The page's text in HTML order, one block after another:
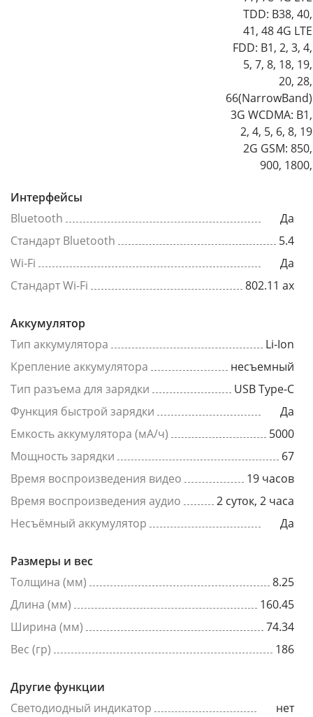
TDD: B38, 40,
41, 48 4G LTE
FDD: B1, 2, 3, 4,
5, 7, 8, 18, 19,
20, 28,
66(NarrowBand)
3G WCDMA: B1,
2, 4, 5, 6, 8, 19
2G GSM: 850,
900, 1800,
Интерфейсы
Bluetooth
Да
Стандарт Bluetooth
5.4
Wi-Fi
Да
Стандарт Wi-Fi
802.11 ax
Аккумулятор
Тип аккумулятора
Li-Ion
Крепление аккумулятора
несъемный
Тип разъема для зарядки
USB Type-C
Функция быстрой зарядки
Да
Емкость аккумулятора (мА/ч)
5000
Мощность зарядки
67
Время воспроизведения видео
19 часов
Время воспроизведения аудио
2 суток, 2 часа
Несъёмный аккумулятор
Да
Размеры и вес
Толщина (мм)
8.25
Длина (мм)
160.45
Ширина (мм)
74.34
Вес (гр)
186
Другие функции
Светодиодный индикатор
нет